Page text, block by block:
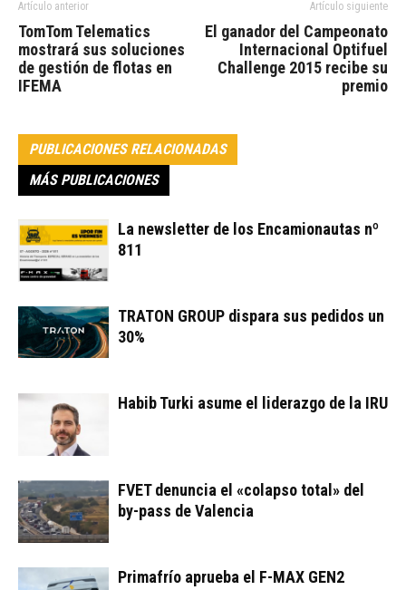
Artículo anterior
TomTom Telematics
mostrará sus soluciones
de gestión de flotas en
IFEMA
Artículo siguiente
El ganador del Campeonato
Internacional Optifuel
Challenge 2015 recibe su
premio
PUBLICACIONES RELACIONADAS
MÁS PUBLICACIONES
La newsletter de los Encamionautas nº
811
TRATON GROUP dispara sus pedidos un
30%
Habib Turki asume el liderazgo de la IRU
FVET denuncia el «colapso total» del
by-pass de Valencia
Primafrío aprueba el F-MAX GEN2